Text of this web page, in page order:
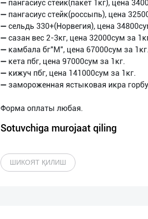
➖ пангасиус стейк(пакет 1кг), цена
➖ пангасиус стейк(россыпь), цена
➖ сельдь 330+(Норвегия), цена
➖ сазан вес 2-3кг, цена 32000сум за
➖ камбала бг"М", цена 67000сум за
➖ кета пбг, цена 97000сум за 1кг.
➖ кижуч пбг, цена 141000сум за 1кг.
➖ замороженная ястыковая икра
Sotuvchiga murojaat qiling
ШИКОЯТ ҚИЛИШ